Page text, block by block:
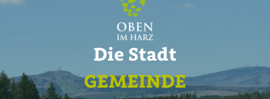
Die Stadt
GEMEINDE